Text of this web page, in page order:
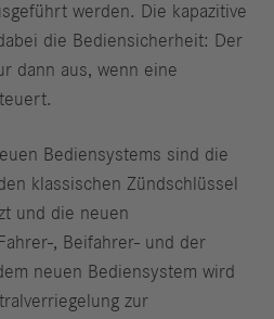
werden. Die kapazitive
die Bediensicherheit: Der
dann aus, wenn eine
Bediensystems sind die
klassischen Zündschlüssel
und die neuen
, Beifahrer- und der
neuen Bediensystem wird
zur